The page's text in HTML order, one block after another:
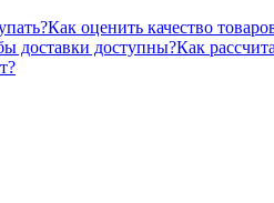
Как оценить качество
доставки доступны?Как